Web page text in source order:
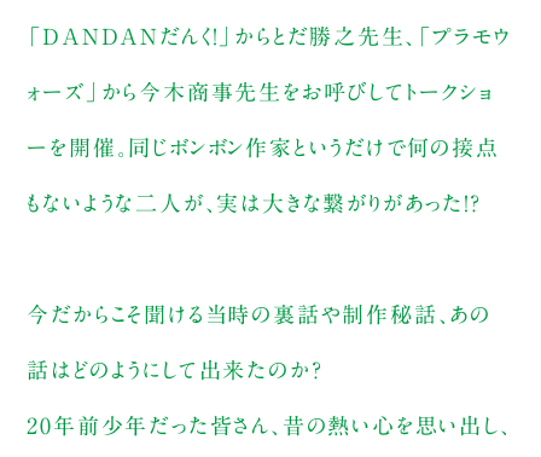
「DANDANだんく！」からとだ勝之先生、「プラモウ
ォーズ」から今木商事先生をお呼びしてトークショ
ーを開催。同じボンボン作家というだけで何の接点
もないような二人が、実は大きな繋がりがあった！？
今だからこそ聞ける当時の裏話や制作秘話、あの
話はどのようにして出来たのか？
20年前少年だった皆さん、昔の熱い心を思い出し、